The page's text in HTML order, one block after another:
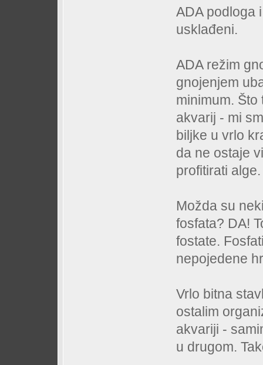
ADA podloga
usklađeni.
ADA režim
gnojenjem
minimum.
akvarij - mi
biljke u vrlo
da ne ostaje
profitirati alge.
Možda su
fosfata? DA!
fostate.
nepojedene
Vrlo bitna
ostalim
akvariji -
u drugom.